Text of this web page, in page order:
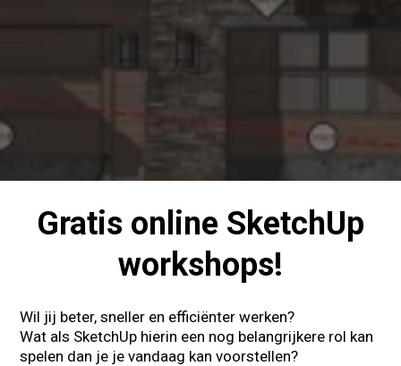
Gratis online SketchUp
workshops!
Wil jij beter, sneller en efficiënter werken?
Wat als SketchUp hierin een nog belangrijkere rol kan
spelen dan je je vandaag kan voorstellen?